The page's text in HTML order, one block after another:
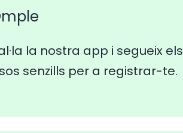
la nostra app i segueix els
senzills per a registrar-te.